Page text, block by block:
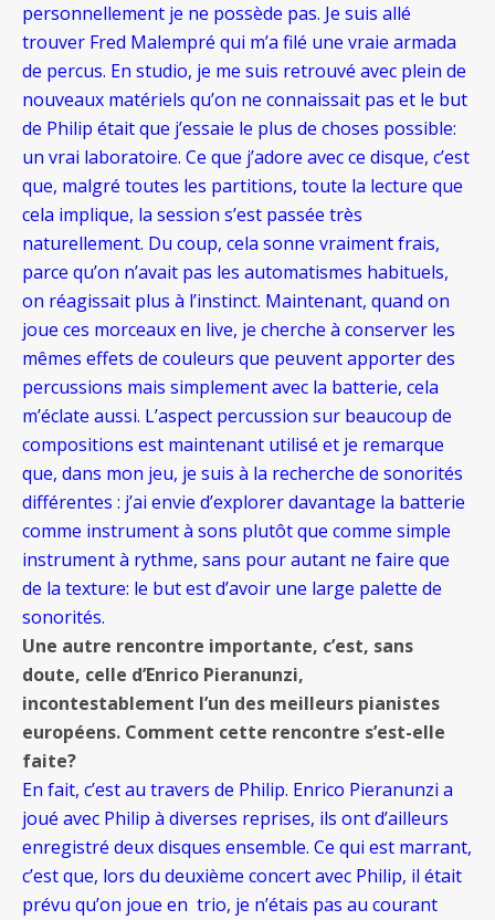
personnellement je ne possède pas. Je suis allé
trouver Fred Malempré qui m’a filé une vraie armada
de percus. En studio, je me suis retrouvé avec plein de
nouveaux matériels qu’on ne connaissait pas et le but
de Philip était que j’essaie le plus de choses possible:
un vrai laboratoire. Ce que j’adore avec ce disque, c’est
que, malgré toutes les partitions, toute la lecture que
cela implique, la session s’est passée très
naturellement. Du coup, cela sonne vraiment frais,
parce qu’on n’avait pas les automatismes habituels,
on réagissait plus à l’instinct. Maintenant, quand on
joue ces morceaux en live, je cherche à conserver les
mêmes effets de couleurs que peuvent apporter des
percussions mais simplement avec la batterie, cela
m’éclate aussi. L’aspect percussion sur beaucoup de
compositions est maintenant utilisé et je remarque
que, dans mon jeu, je suis à la recherche de sonorités
différentes : j’ai envie d’explorer davantage la batterie
comme instrument à sons plutôt que comme simple
instrument à rythme, sans pour autant ne faire que
de la texture: le but est d’avoir une large palette de
sonorités.
Une autre rencontre importante, c’est, sans
doute, celle d’Enrico Pieranunzi,
incontestablement l’un des meilleurs pianistes
européens. Comment cette rencontre s’est-elle
faite?
En fait, c’est au travers de Philip. Enrico Pieranunzi a
joué avec Philip à diverses reprises, ils ont d’ailleurs
enregistré deux disques ensemble. Ce qui est marrant,
c’est que, lors du deuxième concert avec Philip, il était
prévu qu’on joue en trio, je n’étais pas au courant